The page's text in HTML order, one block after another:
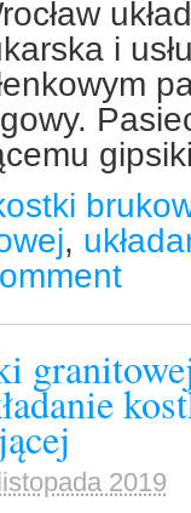
i
,
2019